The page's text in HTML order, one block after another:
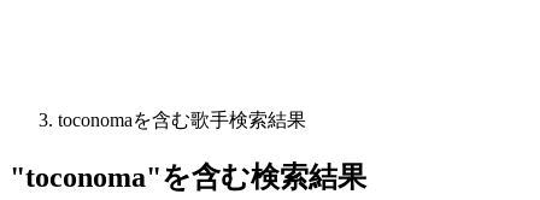
toconomaを含む歌手検索結果
"toconoma"を含む検索結果